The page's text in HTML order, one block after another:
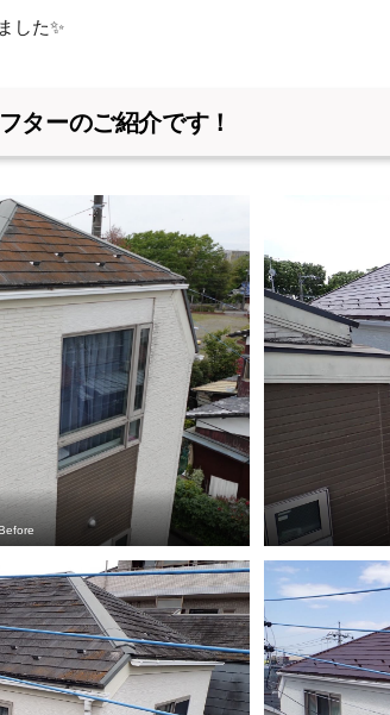
した✨
ターのご紹介です！
Before